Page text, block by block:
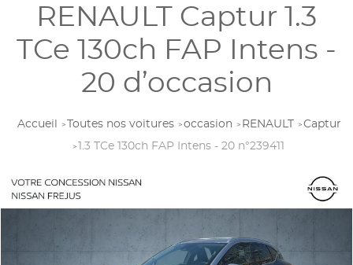
RENAULT Captur 1.3
TCe 130ch FAP Intens -
20 d’occasion
Accueil Toutes nos voitures occasion RENAULT
Captur
1.3 TCe 130ch FAP Intens - 20 n°239411